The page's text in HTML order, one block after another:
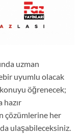
uzman
uyumlu olacak
öğrenecek;
hazır
çözümlerine her
ulaşabileceksiniz.